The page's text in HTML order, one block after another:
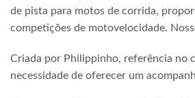
de pista para motos de corrida,
competições de motovelocidade.
Criada por Philippinho, referência no
necessidade de oferecer um